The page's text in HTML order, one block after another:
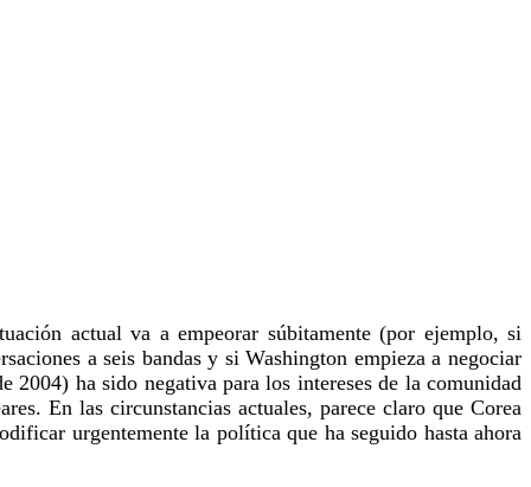
actual va a empeorar súbitamente (por ejemplo, si
a seis bandas y si Washington empieza a negociar
2004) ha sido negativa para los intereses de la comunidad
En las circunstancias actuales, parece claro que Corea
urgentemente la política que ha seguido hasta ahora